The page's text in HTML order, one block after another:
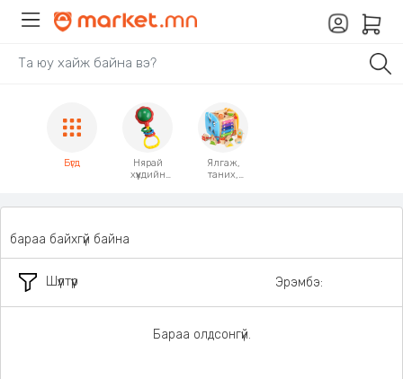
Бүгд
Нярай
хүүхдийн
Ялгаж,
таних,
Шүүлтүүр
бараа байхгүй байна
Эрэмбэ:
Бараа олдсонгүй.